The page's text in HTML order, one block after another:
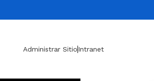
Administrar SitioIntranet